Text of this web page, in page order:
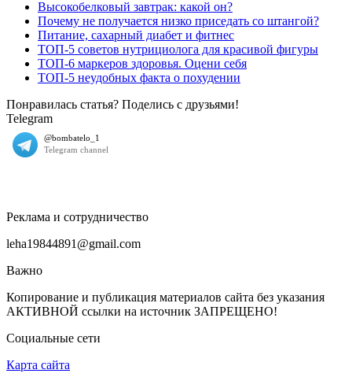
Высокобелковый завтрак: какой он?
Почему не получается низко приседать со штангой?
Питание, сахарный диабет и фитнес
ТОП-5 советов нутрициолога для красивой фигуры
ТОП-6 маркеров здоровья. Оцени себя
ТОП-5 неудобных факта о похудении
Понравилась статья? Поделись с друзьями!
Telegram
Реклама и сотрудничество
leha19844891@gmail.com
Важно
Копирование и публикация материалов сайта без указания
АКТИВНОЙ ссылки на источник ЗАПРЕЩЕНО!
Социальные сети
Карта сайта